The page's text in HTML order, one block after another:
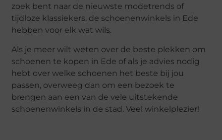
zoek bent naar de nieuwste modetrends of
tijdloze klassiekers, de schoenenwinkels in Ede
hebben voor elk wat wils.
Als je meer wilt weten over de beste plekken om
schoenen te kopen in Ede of als je advies nodig
hebt over welke schoenen het beste bij jou
passen, overweeg dan om een bezoek te
brengen aan een van de vele uitstekende
schoenenwinkels in de stad. Veel winkelplezier!